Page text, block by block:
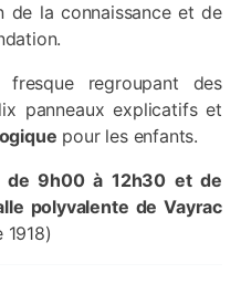
de la connaissance et de
fresque regroupant des
panneaux explicatifs et
pour les enfants.
de 9h00 à 12h30 et de
polyvalente de Vayrac
1918)